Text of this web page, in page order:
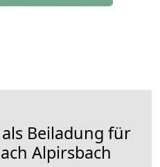
Beiladung für
Alpirsbach